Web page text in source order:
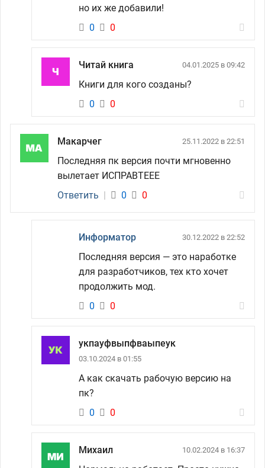
но их же добавили!
0
0
Читай книга 04.01.2025 в 09:42
Книги для кого созданы?
0
0
Макарчег 25.11.2022 в 22:51
Последняя пк версия почти мгновенно
вылетает ИСПРАВТЕЕЕ
Ответить | 0 0
Информатор 30.12.2022 в 22:52
Последняя версия — это наработке
для разработчиков, тех кто хочет
продолжить мод.
0
0
укпауфвыпфваыпеук
03.10.2024 в 01:55
А как скачать рабочую версию на
пк?
0
0
Михаил 10.02.2024 в 16:37